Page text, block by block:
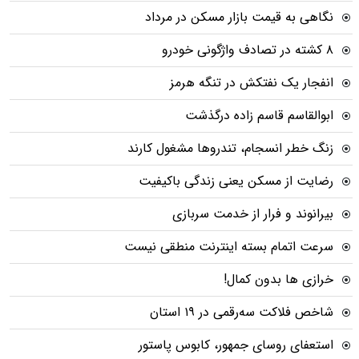
نگاهی به قیمت بازار مسکن در مرداد
۸ کشته در تصادف واژگونی خودرو
انفجار یک نفتکش در تنگه هرمز
ابوالقاسم قاسم زاده درگذشت
زنگ خطر انسجام، تندروها مشغول کارند
رضایت از مسکن یعنی زندگی باکیفیت
بیرانوند و فرار از خدمت سربازی
سرعت اتمام بسته‌ اینترنت منطقی نیست
خرازی ها بدون کمال!
شاخص فلاکت سه‌رقمی در ۱۹ استان
استعفای روسای جمهور، کابوس پاستور